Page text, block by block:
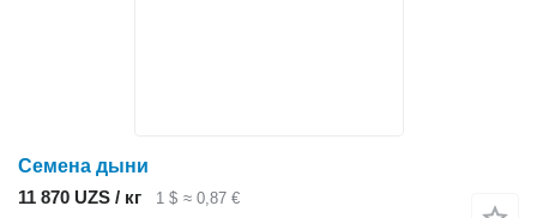
Семена дыни
11 870 UZS / кг
1 $ ≈ 0,87 €